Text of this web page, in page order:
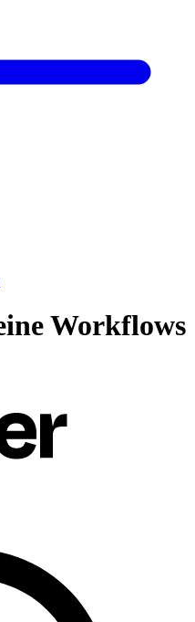
Workflows